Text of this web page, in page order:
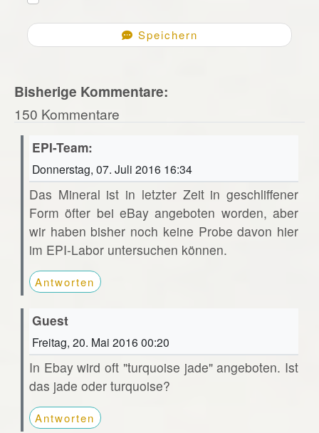
Speichern
Bisherige Kommentare:
150 Kommentare
EPI-Team:
Donnerstag, 07. Juli 2016 16:34
Das Mineral ist in letzter Zeit in geschliffener
Form öfter bei eBay angeboten worden, aber
wir haben bisher noch keine Probe davon hier
im EPI-Labor untersuchen können.
Antworten
Guest
Freitag, 20. Mai 2016 00:20
In Ebay wird oft "turquoise jade" angeboten. Ist
das jade oder turquoise?
Antworten